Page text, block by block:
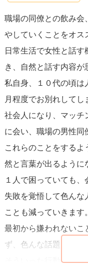
また、聞き手としての
分の話すことに意識が
け、関心を持って応答
ボールが生まれます
共感したりすることが
つながります。
最後に、失敗を恐れず
ません。何かうまくい
さを生むこともあるの
ください。自然体でい
す。デートを楽しむ心
出し、会話も自然流れ
職場の同僚との飲み会
やしていくことをオス
日常生活で女性と話
き、自然と話す内容が
私自身、１０代の頃は
月程度でお別れしてし
社会人になり、マッチ
に会い、職場の男性同
これらのことをするよ
然と言葉が出るように
１人で困っていても、
失敗を覚悟して色んな
ことも減っていきます。
最初から嫌われないこ
ず、色んな話題を振っ
そういった行動を繰